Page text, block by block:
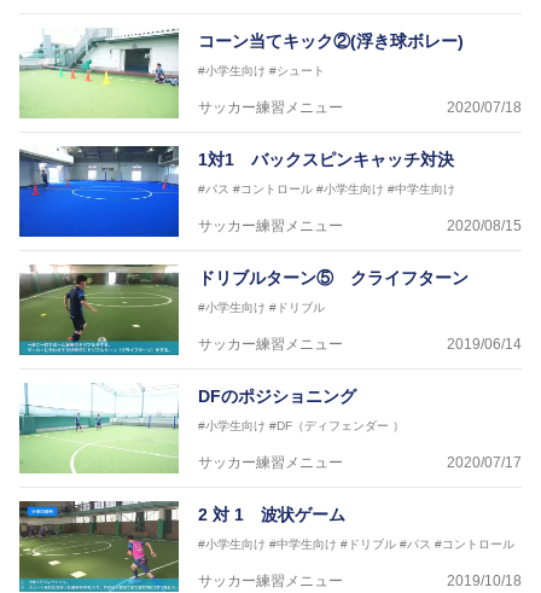
コーン当てキック②(浮き球ボレー)
#小学生向け #シュート
サッカー練習メニュー 2020/07/18
1対1 バックスピンキャッチ対決
#パス #コントロール #小学生向け #中学生向け
サッカー練習メニュー 2020/08/15
ドリブルターン⑤ クライフターン
#小学生向け #ドリブル
サッカー練習メニュー 2019/06/14
DFのポジショニング
#小学生向け #DF（ディフェンダー ）
サッカー練習メニュー 2020/07/17
2 対 1 波状ゲーム
#小学生向け #中学生向け #ドリブル #パス #コントロール
サッカー練習メニュー 2019/10/18